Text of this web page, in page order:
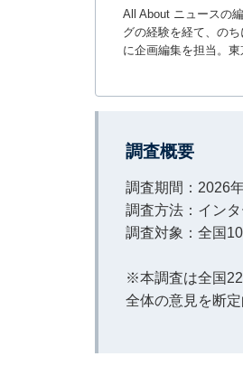
All About ニュースの
グの経験を経て、の
に企画編集を担当。
調査概要
調査期間：2026
調査方法：イン
調査対象：全国
※本調査は全国
全体の意見を断